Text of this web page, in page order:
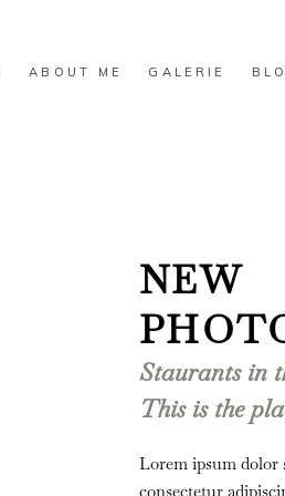
ABOUT ME GALERIE
NEW
Staurants in
This is the
Lorem ipsum dolor
consectetur